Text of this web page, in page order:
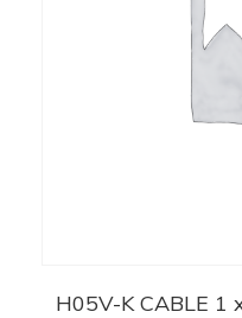
H05V-K CABLE 1